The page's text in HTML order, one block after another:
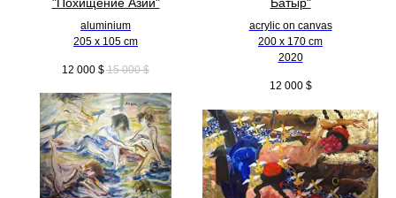
"Похищение Азии"
aluminium
205 x 105 cm
12 000 $ 15 000 $
Батыр"
acrylic on canvas
200 x 170 cm
2020
12 000 $